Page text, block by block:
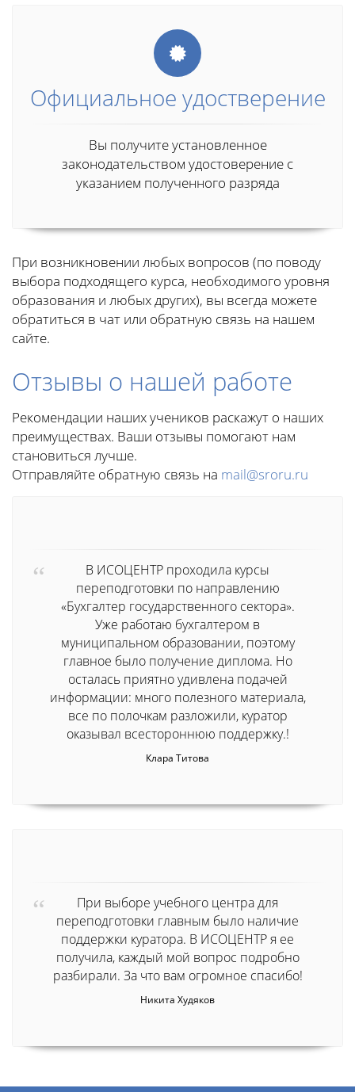
Официальное удостверение
Вы получите установленное
законодательством удостоверение с
указанием полученного разряда
При возникновении любых вопросов (по поводу
выбора подходящего курса, необходимого уровня
образования и любых других), вы всегда можете
обратиться в чат или обратную связь на нашем
сайте.
Отзывы о нашей работе
Рекомендации наших учеников раскажут о наших
преимуществах. Ваши отзывы помогают нам
становиться лучше.
Отправляйте обратную связь на mail@sroru.ru
В ИСОЦЕНТР проходила курсы
переподготовки по направлению
«Бухгалтер государственного сектора».
Уже работаю бухгалтером в
муниципальном образовании, поэтому
главное было получение диплома. Но
осталась приятно удивлена подачей
информации: много полезного материала,
все по полочкам разложили, куратор
оказывал всестороннюю поддержку.!
Клара Титова
При выборе учебного центра для
переподготовки главным было наличие
поддержки куратора. В ИСОЦЕНТР я ее
получила, каждый мой вопрос подробно
разбирали. За что вам огромное спасибо!
Никита Худяков